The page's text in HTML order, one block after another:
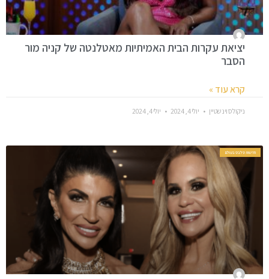
יציאת עקרות הבית האמיתיות מאטלנטה של ​​קניה מור
הסבר
קרא עוד »
ניקולס וינשטיין יולי 4, 2024 יולי 4, 2024
חדשות סלבס בעולם